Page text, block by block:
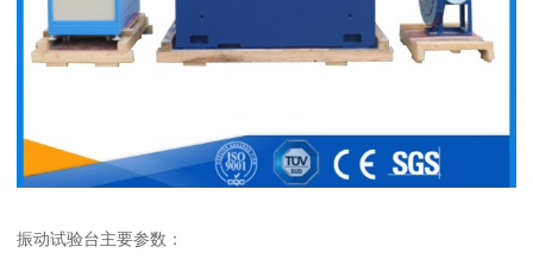
振动试验台主要参数：